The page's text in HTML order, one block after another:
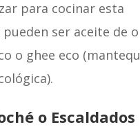
para cocinar esta
ser aceite de
o ghee eco
o Escaldados